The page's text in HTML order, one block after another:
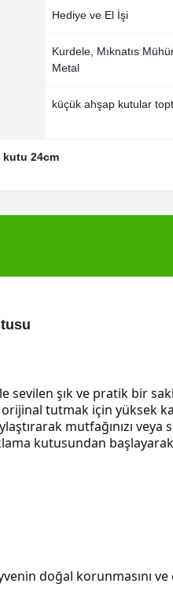
Hediye ve El İşi
Kurdele, Mıknatıs
Metal
küçük ahşap kutular
kutu 24cm
sevilen şık ve pratik bir
tutmak için yüksek
mutfağınızı veya
kutusundan başlayarak
doğal korunmasını